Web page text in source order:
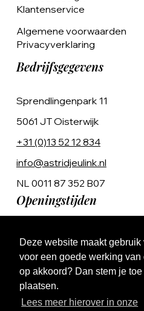
Deze website maakt
voor een goede werking van
op akkoord? Dan stem je
plaatsen.
Lees meer hierover in onze
Klantenservice
Algemene voorwaarden
Privacyverklaring
Bedrijfsgegevens
Sprendlingenpark 11
5061 JT Oisterwijk
+31 (0)13 52 12 834
info@astridjeulink.nl
NL 0011 87 352 B07
Openingstijden
Ma t/m Vr 9:00 - 17:00